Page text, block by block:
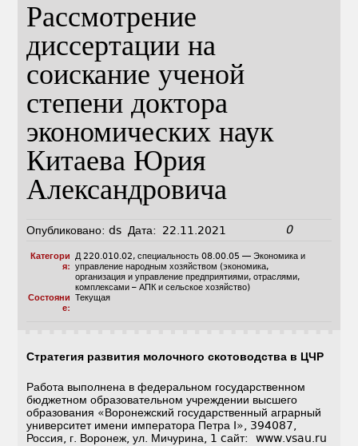
Рассмотрение
диссертации на
соискание ученой
степени доктора
экономических наук
Китаева Юрия
Александровича
Опубликовано: ds Дата: 22.11.2021 0
Категори
я:
Д 220.010.02, специальность 08.00.05 — Экономика и
управление народным хозяйством (экономика,
организация и управление предприятиями, отраслями,
комплексами – АПК и сельское хозяйство)
Состояни
е:
Текущая
Стратегия развития молочного скотоводства в ЦЧР
Работа выполнена в федеральном государственном
бюджетном образовательном учреждении высшего
образования «Воронежский государственный аграрный
университет имени императора Петра I», 394087,
Россия, г. Воронеж, ул. Мичурина, 1 cайт: www.vsau.ru